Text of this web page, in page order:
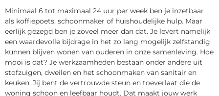
Minimaal 6 tot maximaal 24 uur per week ben je inzetbaar
als koffiepoets, schoonmaker of huishoudelijke hulp. Maar
eerlijk gezegd ben je zoveel meer dan dat. Je levert namelijk
een waardevolle bijdrage in het zo lang mogelijk zelfstandig
kunnen blijven wonen van ouderen in onze samenleving. Hoe
mooi is dat? Je werkzaamheden bestaan onder andere uit
stofzuigen, dweilen en het schoonmaken van sanitair en
keuken. Jij bent de vertrouwde steun en toeverlaat die de
woning schoon en leefbaar houdt. Dat maakt jouw werk